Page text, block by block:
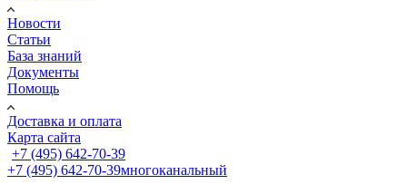
Новости
Статьи
База знаний
Документы
Помощь
Доставка и оплата
Карта сайта
+7 (495) 642-70-39
+7 (495) 642-70-39многоканальный